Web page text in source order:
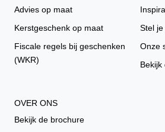
Advies op maat
Kerstgeschenk op maat
Fiscale regels bij geschenken
(WKR)
Stel
Onze
Bekijk
OVER ONS
Bekijk de brochure